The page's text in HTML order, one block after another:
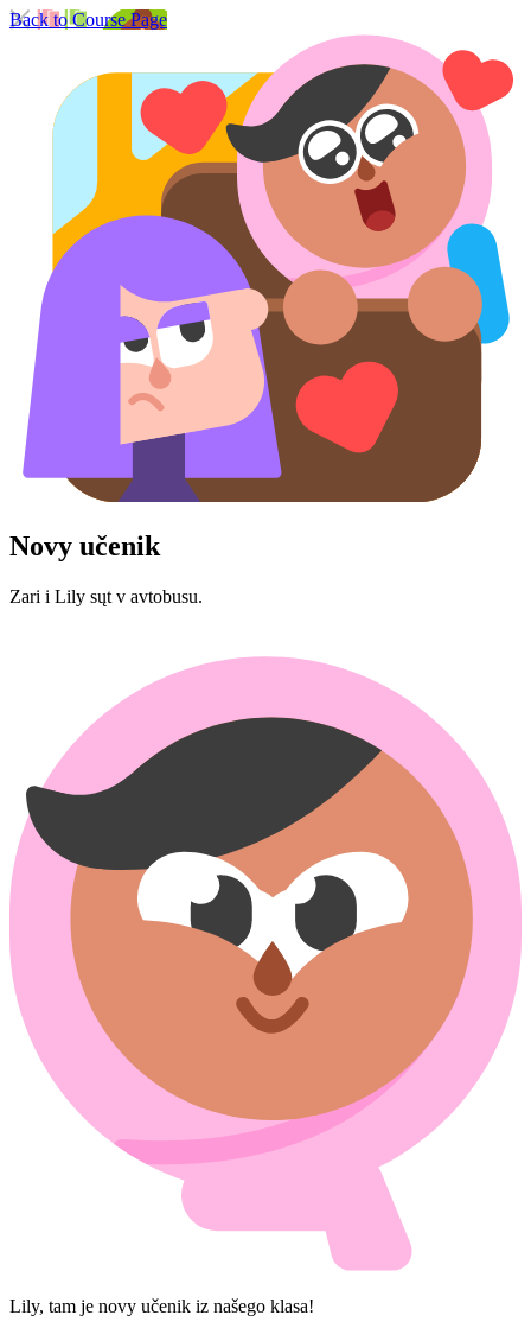
Back to Course Page
Novy učenik
Zari i Lily sųt v avtobusu.
Lily, tam je novy učenik iz našego klasa!